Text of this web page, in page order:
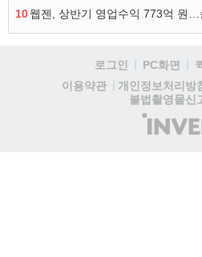
10웹젠, 상반기 영업수익 773억 원…
로그인 PC화면
이용약관
개인정보처리방
불법촬영물신
(주)
인